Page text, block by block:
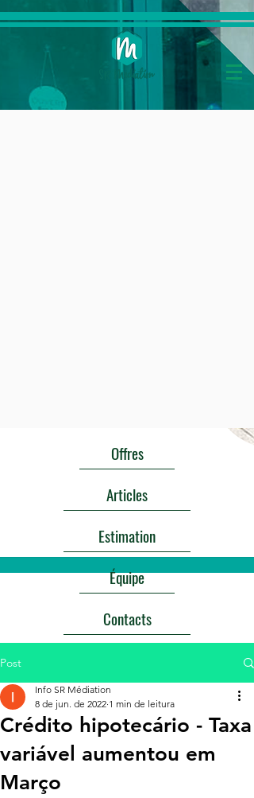
Offres
Articles
Estimation
Équipe
Contacts
Post
Crédito hipotecário - Taxa
variável aumentou em
Março
Info SR Médiation
8 de jun. de 2022 1 min de leitura